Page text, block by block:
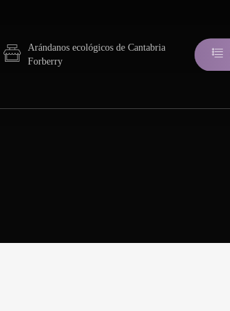
Arándanos ecológicos de Cantabria
Forberry
malvavisco, anís estrellado, etc.